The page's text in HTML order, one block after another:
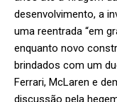
desenvolvimento, a
uma reentrada “em
enquanto novo
brindados com um
Ferrari, McLaren e
discussão pela